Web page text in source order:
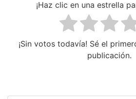
¡Haz clic en una estrella
¡Sin votos todavía! Sé el
publicación.